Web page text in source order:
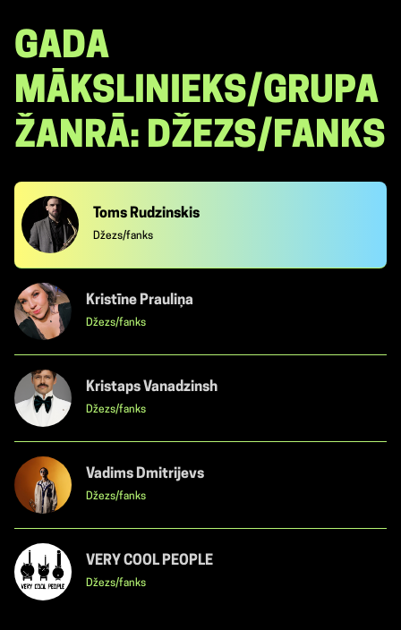
GADA
MĀKSLINIEKS/GRUPA
ŽANRĀ: DŽEZS/FANKS
Toms Rudzinskis
Džezs/fanks
Kristīne Prauliņa
Džezs/fanks
Kristaps Vanadzinsh
Džezs/fanks
Vadims Dmitrijevs
Džezs/fanks
VERY COOL PEOPLE
Džezs/fanks